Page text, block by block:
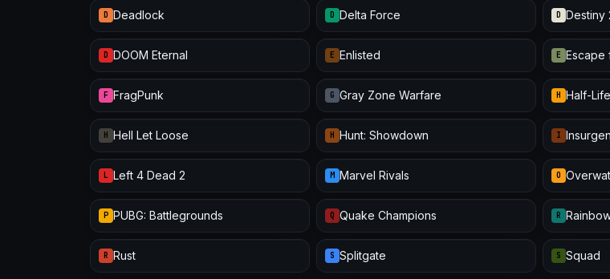
D Deadlock D Delta Force D Destiny
D DOOM Eternal E Enlisted E Escape
F FragPunk G Gray Zone Warfare H Half-
H Hell Let Loose H Hunt: Showdown I
L Left 4 Dead 2 M Marvel Rivals O
P PUBG: Battlegrounds Q Quake Champions R
R Rust S Splitgate S Squad